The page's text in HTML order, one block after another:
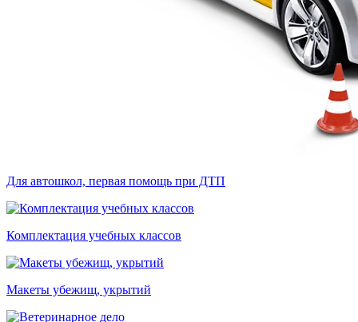
Для автошкол, первая помощь при ДТП
Комплектация учебных классов
Макеты убежищ, укрытий